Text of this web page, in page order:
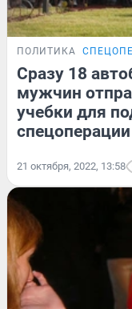
ПОЛИТИКА
Сразу 18
мужчин
учебки для
спецоперации
21 октября, 2022, 13:58